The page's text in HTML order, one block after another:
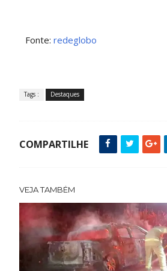
Fonte: redeglobo
Tags : Destaques
COMPARTILHE
VEJA TAMBÉM